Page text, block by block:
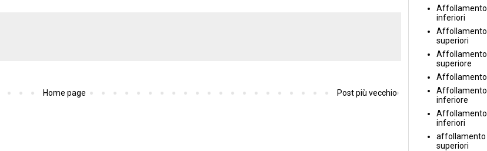
Post più vecchio
Home page
Affollamento
inferiori
Affollamento
superiori
Affollamento
superiore
inferiore
Affollamento
inferiori
affollamento
superiori